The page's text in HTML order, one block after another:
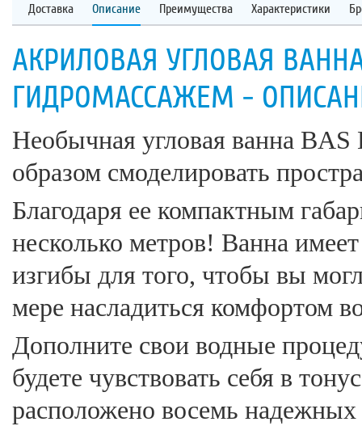
Доставка Описание Преимущества Характеристики
АКРИЛОВАЯ УГЛОВАЯ
ГИДРОМАССАЖЕМ -
Необычная угловая ванна
образом смоделировать
Благодаря ее компактным
несколько метров! Ванна
изгибы для того, чтобы вы
мере насладиться комфортом
Дополните свои водные
будете чувствовать себя в
расположено восемь